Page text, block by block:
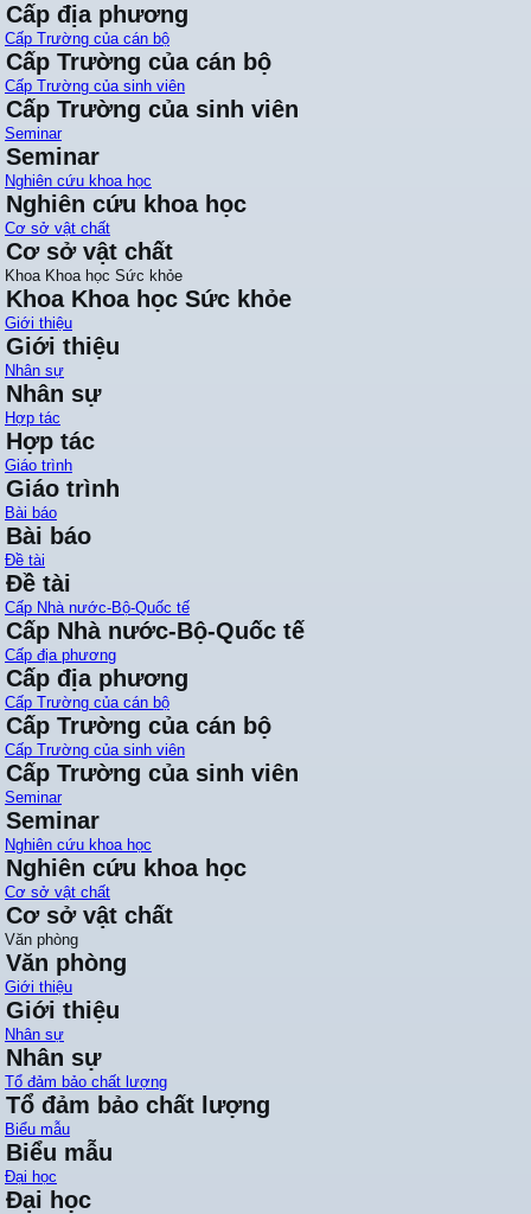
Cấp địa phương
Cấp Trường của cán bộ
Cấp Trường của cán bộ
Cấp Trường của sinh viên
Cấp Trường của sinh viên
Seminar
Seminar
Nghiên cứu khoa học
Nghiên cứu khoa học
Cơ sở vật chất
Cơ sở vật chất
Khoa Khoa học Sức khỏe
Khoa Khoa học Sức khỏe
Giới thiệu
Giới thiệu
Nhân sự
Nhân sự
Hợp tác
Hợp tác
Giáo trình
Giáo trình
Bài báo
Bài báo
Đề tài
Đề tài
Cấp Nhà nước-Bộ-Quốc tế
Cấp Nhà nước-Bộ-Quốc tế
Cấp địa phương
Cấp địa phương
Cấp Trường của cán bộ
Cấp Trường của cán bộ
Cấp Trường của sinh viên
Cấp Trường của sinh viên
Seminar
Seminar
Nghiên cứu khoa học
Nghiên cứu khoa học
Cơ sở vật chất
Cơ sở vật chất
Văn phòng
Văn phòng
Giới thiệu
Giới thiệu
Nhân sự
Nhân sự
Tổ đảm bảo chất lượng
Tổ đảm bảo chất lượng
Biểu mẫu
Biểu mẫu
Đại học
Đại học